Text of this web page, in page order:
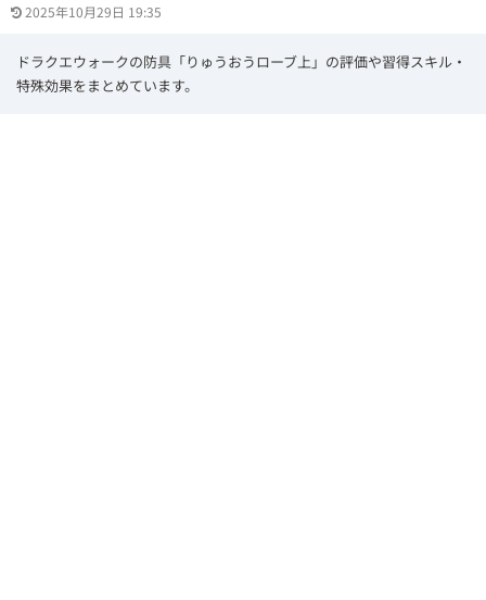
2025年10月29日 19:35
ドラクエウォークの防具「りゅうおうローブ上」の評価や習得スキル・
特殊効果をまとめています。